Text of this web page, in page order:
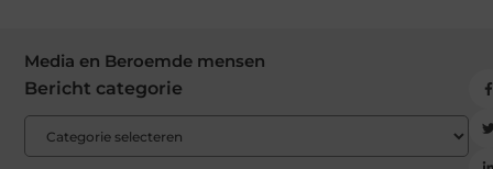
Media en Beroemde mensen
Bericht categorie